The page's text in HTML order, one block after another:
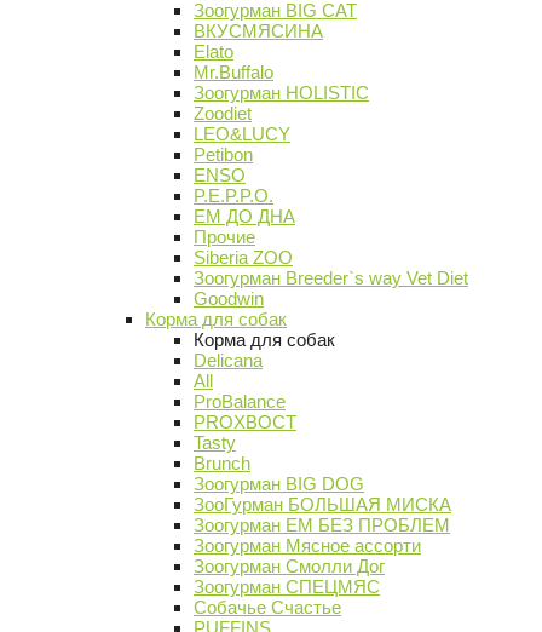
Зоогурман BIG CAT
ВКУСМЯСИНА
Elato
Mr.Buffalo
Зоогурман HOLISTIC
Zoodiet
LEO&LUCY
Petibon
ENSO
P.E.P.P.O.
ЕМ ДО ДНА
Прочие
Siberia ZOO
Зоогурман Breeder`s way Vet Diet
Goodwin
Корма для собак
Корма для собак
Delicana
All
ProBalance
PROХВОСТ
Tasty
Brunch
Зоогурман BIG DOG
ЗооГурман БОЛЬШАЯ МИСКА
Зоогурман ЕМ БЕЗ ПРОБЛЕМ
Зоогурман Мясное ассорти
Зоогурман Смолли Дог
Зоогурман СПЕЦМЯС
Собачье Счастье
PUFFINS